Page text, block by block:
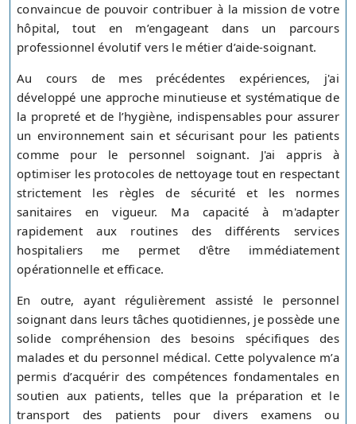
convaincue de pouvoir contribuer à la mission de votre
hôpital, tout en m’engageant dans un parcours
professionnel évolutif vers le métier d’aide-soignant.
Au cours de mes précédentes expériences, j'ai
développé une approche minutieuse et systématique de
la propreté et de l’hygiène, indispensables pour assurer
un environnement sain et sécurisant pour les patients
comme pour le personnel soignant. J'ai appris à
optimiser les protocoles de nettoyage tout en respectant
strictement les règles de sécurité et les normes
sanitaires en vigueur. Ma capacité à m'adapter
rapidement aux routines des différents services
hospitaliers me permet d'être immédiatement
opérationnelle et efficace.
En outre, ayant régulièrement assisté le personnel
soignant dans leurs tâches quotidiennes, je possède une
solide compréhension des besoins spécifiques des
malades et du personnel médical. Cette polyvalence m’a
permis d’acquérir des compétences fondamentales en
soutien aux patients, telles que la préparation et le
transport des patients pour divers examens ou